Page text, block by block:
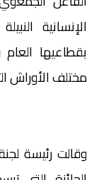
الإنسانية
بقطاعيها
مختلف الأوراش
وقالت رئيسة